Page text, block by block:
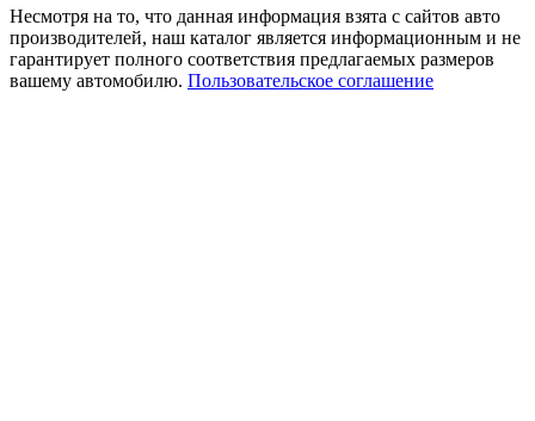
Несмотря на то, что данная информация взята с сайтов авто
производителей, наш каталог является информационным и не
гарантирует полного соответствия предлагаемых размеров
вашему автомобилю. Пользовательское соглашение